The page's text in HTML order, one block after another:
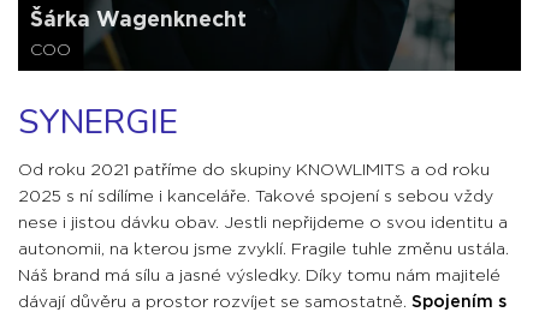
Šárka Wagenknecht
COO
SYNERGIE
Od roku 2021 patříme do skupiny KNOWLIMITS a od roku
2025 s ní sdílíme i kanceláře. Takové spojení s sebou vždy
nese i jistou dávku obav. Jestli nepřijdeme o svou identitu a
autonomii, na kterou jsme zvyklí. Fragile tuhle změnu ustála.
Náš brand má sílu a jasné výsledky. Díky tomu nám majitelé
dávají důvěru a prostor rozvíjet se samostatně. Spojením s